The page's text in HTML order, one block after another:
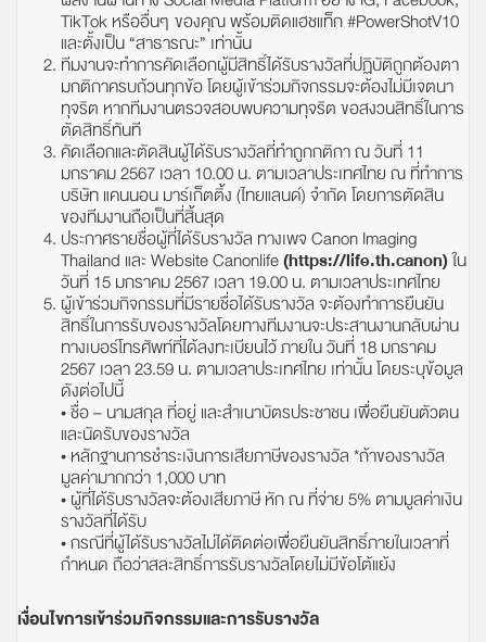
TikTok หรืออื่นๆ ของคุณ พร้อมติดแฮชแท็ก #PowerShotV10
และตั้งเป็น “สาธารณะ” เท่านั้น
ทีมงานจะทำการคัดเลือกผู้มีสิทธิ์ได้รับรางวัลที่ปฏิบัติถูกต้องตา
มกติกาครบถ้วนทุกข้อ โดยผู้เข้าร่วมกิจกรรมจะต้องไม่มีเจตนา
ทุจริต หากทีมงานตรวจสอบพบความทุจริต ขอสงวนสิทธิ์ในการ
ตัดสิทธิ์ทันที
คัดเลือกและตัดสินผู้ได้รับรางวัลที่ทำถูกกติกา ณ วันที่ 11
มกราคม 2567 เวลา 10.00 น. ตามเวลาประเทศไทย ณ ที่ทำการ
บริษัท แคนนอน มาร์เก็ตติ้ง (ไทยแลนด์) จำกัด โดยการตัดสิน
ของทีมงานถือเป็นที่สิ้นสุด
ประกาศรายชื่อผู้ที่ได้รับรางวัล ทางเพจ Canon Imaging
Thailand และ Website Canonlife(https://life.th.canon)ใน
วันที่ 15 มกราคม 2567 เวลา 19.00 น. ตามเวลาประเทศไทย
ผู้เข้าร่วมกิจกรรมที่มีรายชื่อได้รับรางวัล จะต้องทำการยืนยัน
สิทธิ์ในการรับของรางวัลโดยทางทีมงานจะประสานงานกลับผ่าน
ทางเบอร์โทรศัพท์ที่ได้ลงทะเบียนไว้ ภายใน วันที่ 18 มกราคม
2567 เวลา 23.59 น. ตามเวลาประเทศไทย เท่านั้น โดยระบุข้อมูล
ดังต่อไปนี้
• ชื่อ – นามสกุล ที่อยู่ และสำเนาบัตรประชาชน เพื่อยืนยันตัวตน
และนัดรับของรางวัล
• หลักฐานการชำระเงินการเสียภาษีของรางวัล *ถ้าของรางวัล
มูลค่ามากกว่า 1,000 บาท
• ผู้ที่ได้รับรางวัลจะต้องเสียภาษี หัก ณ ที่จ่าย 5% ตามมูลค่าเงิน
รางวัลที่ได้รับ
• กรณีที่ผู้ได้รับรางวัลไม่ได้ติดต่อเพื่อยืนยันสิทธิ์ภายในเวลาที่
กำหนด ถือว่าสละสิทธิ์การรับรางวัลโดยไม่มีข้อโต้แย้ง
เงื่อนไขการเข้าร่วมกิจกรรมและการรับรางวัล